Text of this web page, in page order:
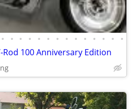
• • • • • • • • • • • • • •
100 Anniversary Edition